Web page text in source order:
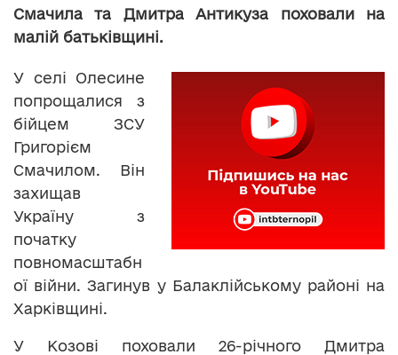
Смачила та Дмитра Антикуза поховали на
малій батьківщині.
У селі Олесине
попрощалися з
бійцем ЗСУ
Григорієм
Смачилом. Він
захищав
Україну з
початку
повномасштабн
ої війни. Загинув у Балаклійському районі на
Харківщині.
У Козові поховали 26-річного Дмитра